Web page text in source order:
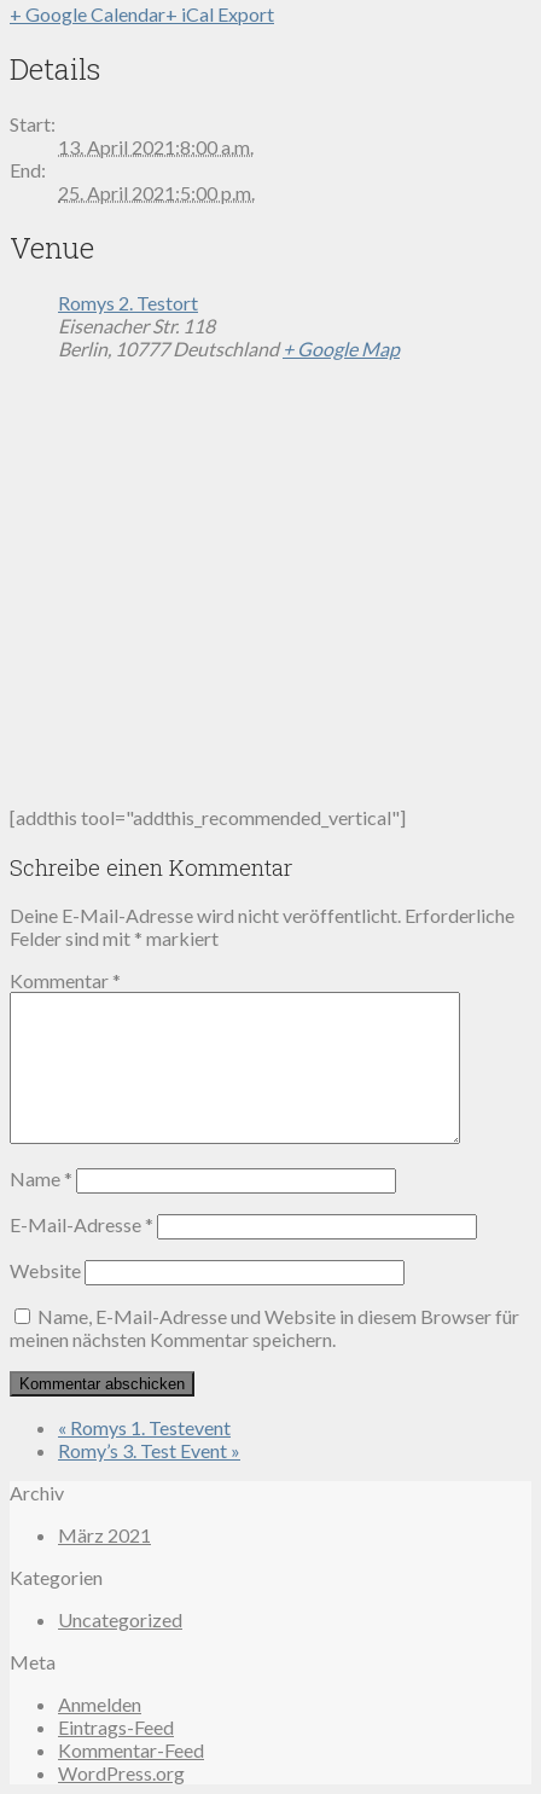
+ Google Calendar+ iCal Export
Details
Start:
13. April 2021:8:00 a.m.
End:
25. April 2021:5:00 p.m.
Venue
Romys 2. Testort
Eisenacher Str. 118
Berlin, 10777 Deutschland + Google Map
[addthis tool="addthis_recommended_vertical"]
Schreibe einen Kommentar
Deine E-Mail-Adresse wird nicht veröffentlicht. Erforderliche
Felder sind mit * markiert
Kommentar *
Name *
E-Mail-Adresse *
Website
Name, E-Mail-Adresse und Website in diesem Browser für
meinen nächsten Kommentar speichern.
« Romys 1. Testevent
Romy’s 3. Test Event »
Archiv
März 2021
Kategorien
Uncategorized
Meta
Anmelden
Eintrags-Feed
Kommentar-Feed
WordPress.org